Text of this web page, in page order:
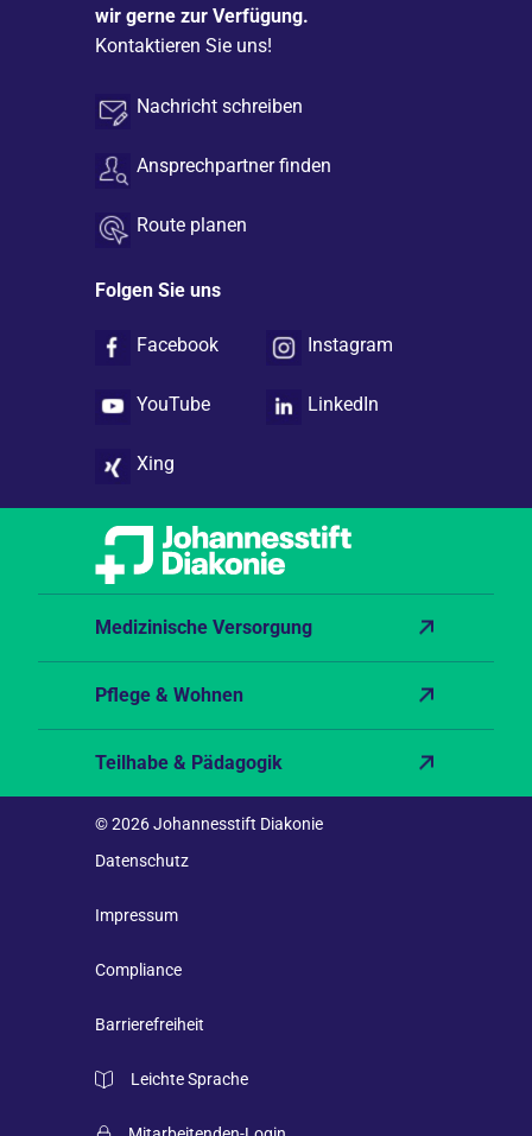
wir gerne zur Verfügung.
Kontaktieren Sie uns!
Nachricht schreiben
Ansprechpartner finden
Route planen
Folgen Sie uns
Facebook Instagram
YouTube LinkedIn
Xing
Medizinische Versorgung
Pflege & Wohnen
Teilhabe & Pädagogik
© 2026 Johannesstift Diakonie
Datenschutz
Impressum
Compliance
Barrierefreiheit
Leichte Sprache